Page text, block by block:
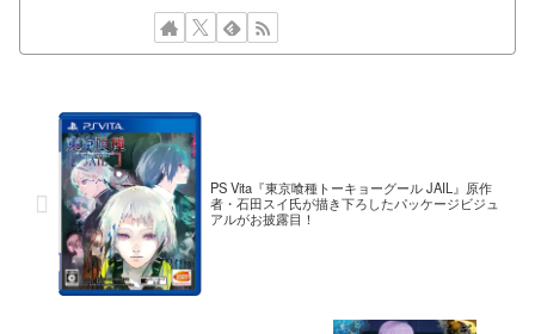
PS Vita『東京喰種トーキョーグール JAIL』原作
者・石田スイ氏が描き下ろしたパッケージビジュ
アルがお披露目！